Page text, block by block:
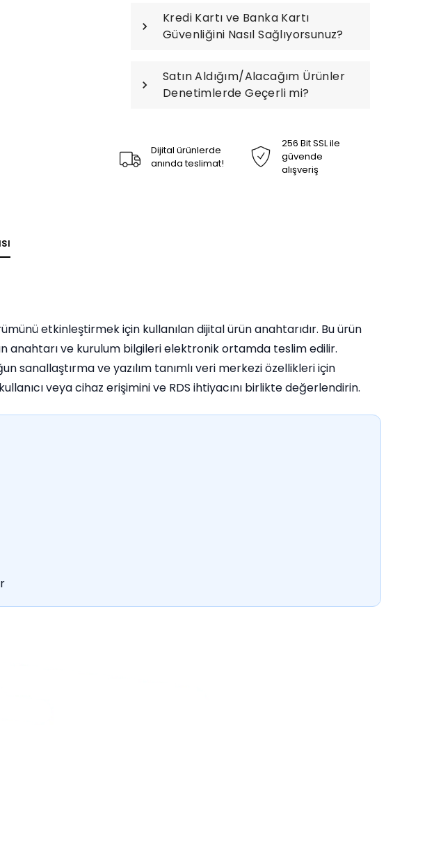
Kredi Kartı ve Banka Kartı
Güvenliğini Nasıl Sağlıyorsunuz?
Satın Aldığım/Alacağım Ürünler
Denetimlerde Geçerli mi?
Dijital ürünlerde
anında teslimat!
256 Bit SSL ile
güvende
alışveriş
etkinleştirmek için kullanılan dijital ürün anahtarıdır. Bu ürün
anahtarı ve kurulum bilgileri elektronik ortamda teslim edilir.
sanallaştırma ve yazılım tanımlı veri merkezi özellikleri için
veya cihaz erişimini ve RDS ihtiyacını birlikte değerlendirin.